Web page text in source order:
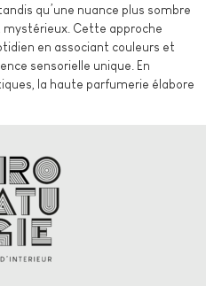
qu’une nuance plus sombre
Cette approche
en associant couleurs et
sensorielle unique. En
la haute parfumerie élabore